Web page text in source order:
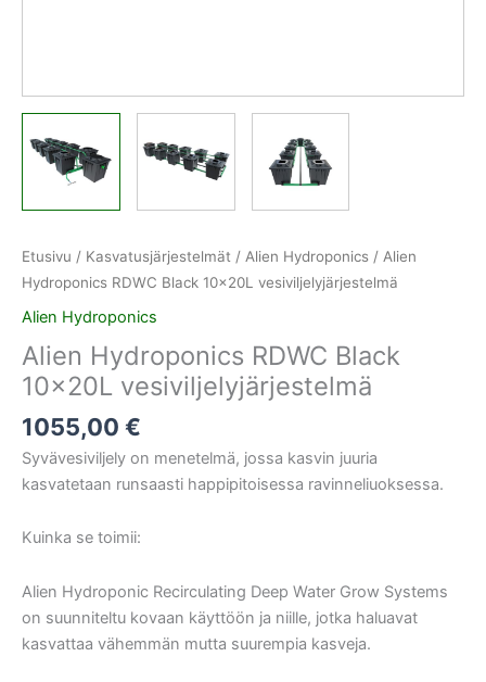
Etusivu / Kasvatusjärjestelmät / Alien Hydroponics / Alien
Hydroponics RDWC Black 10x20L vesiviljelyjärjestelmä
Alien Hydroponics
Alien Hydroponics RDWC Black
10x20L vesiviljelyjärjestelmä
1055,00 €
Syvävesiviljely on menetelmä, jossa kasvin juuria
kasvatetaan runsaasti happipitoisessa ravinneliuoksessa.
Kuinka se toimii:
Alien Hydroponic Recirculating Deep Water Grow Systems
on suunniteltu kovaan käyttöön ja niille, jotka haluavat
kasvattaa vähemmän mutta suurempia kasveja.